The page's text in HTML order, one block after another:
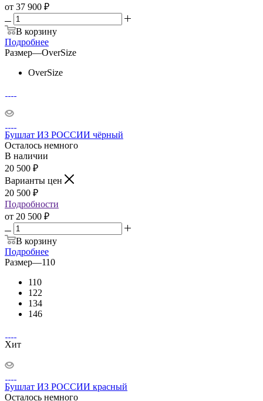
от 37 900 ₽
В корзину
Подробнее
Размер—OverSize
OverSize
Бушлат ИЗ РОССИИ чёрный
Осталось немного
В наличии
20 500 ₽
Варианты цен
20 500 ₽
Подробности
от 20 500 ₽
В корзину
Подробнее
Размер—110
110
122
134
146
Хит
Бушлат ИЗ РОССИИ красный
Осталось немного